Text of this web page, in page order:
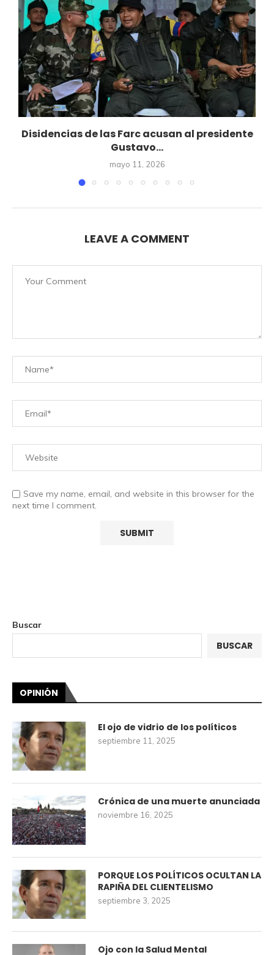
Disidencias de las Farc acusan al presidente
Gustavo...
mayo 11, 2026
LEAVE A COMMENT
Save my name, email, and website in this browser for the
next time I comment.
Buscar
BUSCAR
OPINIÓN
El ojo de vidrio de los políticos
septiembre 11, 2025
Crónica de una muerte anunciada
noviembre 16, 2025
PORQUE LOS POLÍTICOS OCULTAN LA
RAPIÑA DEL CLIENTELISMO
septiembre 3, 2025
Ojo con la Salud Mental